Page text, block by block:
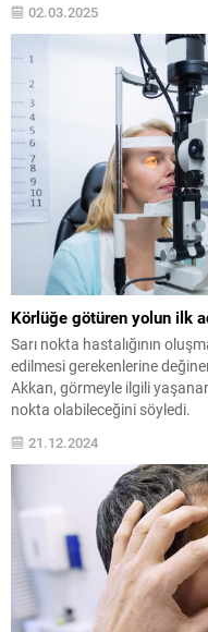
02.03.2025
Körlüğe götüren yolun ilk
Sarı nokta hastalığının
edilmesi gerekenlerine
Akkan, görmeyle ilgili
nokta olabileceğini söyledi.
21.12.2024